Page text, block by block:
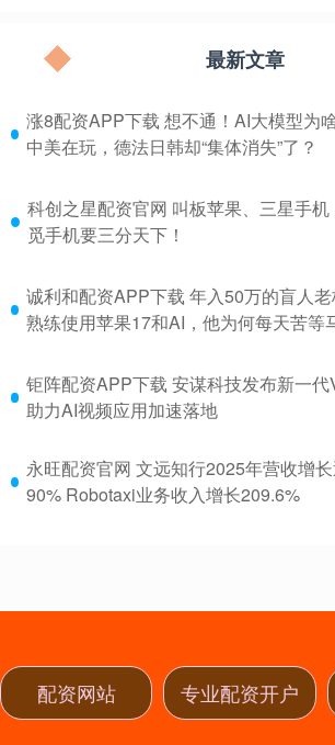
最新文章
涨8配资APP下载 想不通！AI大模型为
中美在玩，德法日韩却“集体消失”了？
科创之星配资官网 叫板苹果、三星手机
觅手机要三分天下！
诚利和配资APP下载 年入50万的盲人老
熟练使用苹果17和AI，他为何每天苦等
钜阵配资APP下载 安谋科技发布新一代
助力AI视频应用加速落地
永旺配资官网 文远知行2025年营收增
90% Robotaxi业务收入增长209.6%
配资网站 专业配资开户